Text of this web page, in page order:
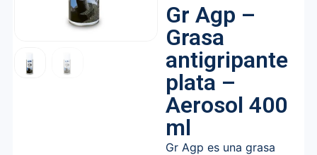
Gr Agp –
Grasa
antigripante
plata –
Aerosol 400
ml
Gr Agp es una grasa